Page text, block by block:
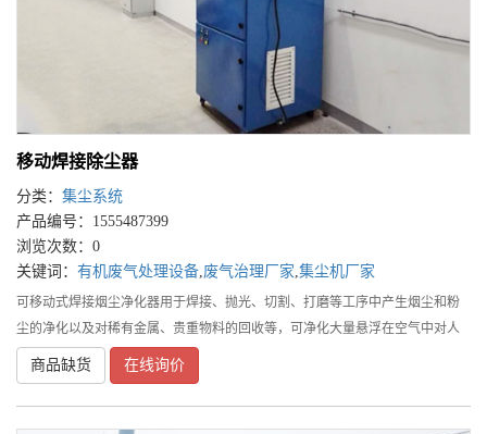
移动焊接除尘器
分类： 集尘系统
产品编号：1555487399
浏览次数：0
关键词： 有机废气处理设备 废气治理厂家 集尘机厂家
可移动式焊接烟尘净化器用于焊接、抛光、切割、打磨等工序中产生烟尘和粉
尘的净化以及对稀有金属、贵重物料的回收等，可净化大量悬浮在空气中对人
体有害的细小金属颗粒。具有净化效率高、噪声低、使用灵活、占地面积小等
特点。适用于电弧焊、二氧化碳保护焊、
商品缺货 在线询价